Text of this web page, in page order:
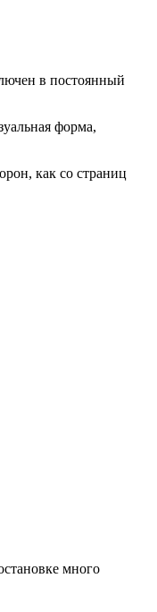
в постоянный
форма,
как со страниц
много